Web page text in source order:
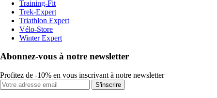
Training-Fit
Trek-Expert
Triathlon Expert
Vélo-Store
Winter Expert
Abonnez-vous à notre newsletter
Profitez de -10% en vous inscrivant à notre newsletter
S'inscrire